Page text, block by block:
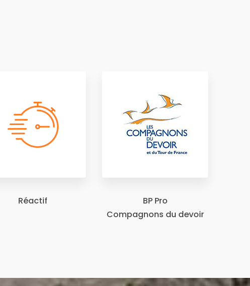
Réactif
BP Pro
Compagnons du devoir